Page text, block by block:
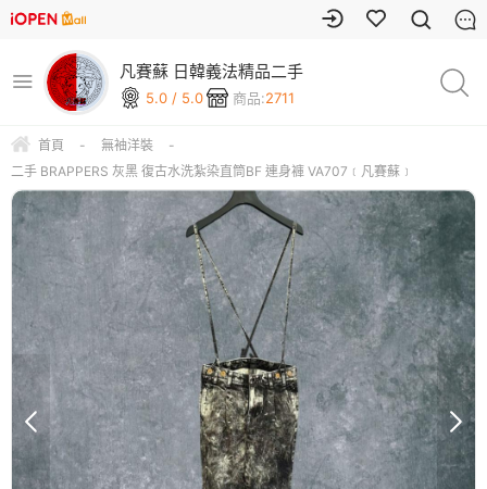
凡賽蘇 日韓義法精品二手
5.0 / 5.0 商品:2711
首頁 - 無袖洋裝
-
二手 BRAPPERS 灰黑 復古水洗紮染直筒BF 連身褲 VA707﹝凡賽蘇﹞